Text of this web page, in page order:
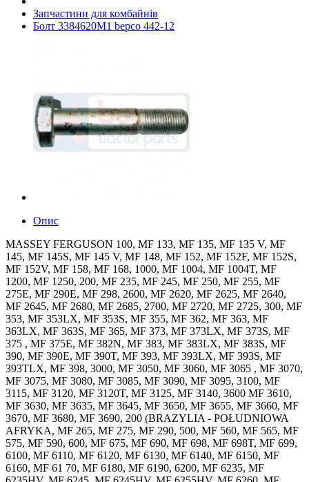
Запчастини для комбайнів
Болт 3384620M1 bepco 442-12
Опис
MASSEY FERGUSON 100, MF 133, MF 135, MF 135 V, MF
145, MF 145S, MF 145 V, MF 148, MF 152, MF 152F, MF 152S,
MF 152V, MF 158, MF 168, 1000, MF 1004, MF 1004T, MF
1200, MF 1250, 200, MF 235, MF 245, MF 250, MF 255, MF
275E, MF 290E, MF 298, 2600, MF 2620, MF 2625, MF 2640,
MF 2645, MF 2680, MF 2685, 2700, MF 2720, MF 2725, 300, MF
353, MF 353LX, MF 353S, MF 355, MF 362, MF 363, MF
363LX, MF 363S, MF 365, MF 373, MF 373LX, MF 373S, MF
375 , MF 375E, MF 382N, MF 383, MF 383LX, MF 383S, MF
390, MF 390E, MF 390T, MF 393, MF 393LX, MF 393S, MF
393TLX, MF 398, 3000, MF 3050, MF 3060, MF 3065 , MF 3070,
MF 3075, MF 3080, MF 3085, MF 3090, MF 3095, 3100, MF
3115, MF 3120, MF 3120T, MF 3125, MF 3140, 3600 MF 3610,
MF 3630, MF 3635, MF 3645, MF 3650, MF 3655, MF 3660, MF
3670, MF 3680, MF 3690, 200 (BRAZYLIA - POŁUDNIOWA
AFRYKA, MF 265, MF 275, MF 290, 500, MF 560, MF 565, MF
575, MF 590, 600, MF 675, MF 690, MF 698, MF 698T, MF 699,
6100, MF 6110, MF 6120, MF 6130, MF 6140, MF 6150, MF
6160, MF 61 70, MF 6180, MF 6190, 6200, MF 6235, MF